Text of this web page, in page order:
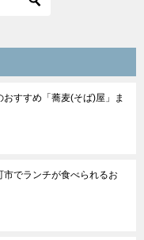
おすすめ「蕎麦(そば)屋」ま
市でランチが食べられるお